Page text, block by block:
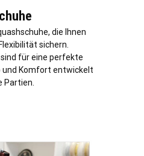
die Ihnen
sichern.
für eine perfekte
und Komfort entwickelt
Partien.